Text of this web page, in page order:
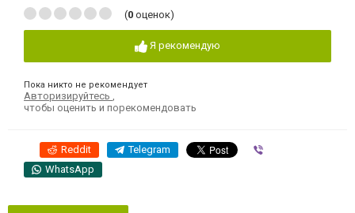
(0 оценок)
Я рекомендую
Пока никто не рекомендует
Авторизируйтесь
чтобы оценить и порекомендовать
Reddit Telegram
WhatsApp